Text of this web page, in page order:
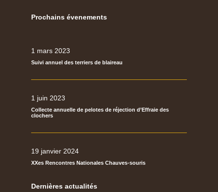
Prochains évenements
1 mars 2023
Suivi annuel des terriers de blaireau
1 juin 2023
Collecte annuelle de pelotes de réjection d’Effraie des
clochers
19 janvier 2024
XXes Rencontres Nationales Chauves-souris
Dernières actualités